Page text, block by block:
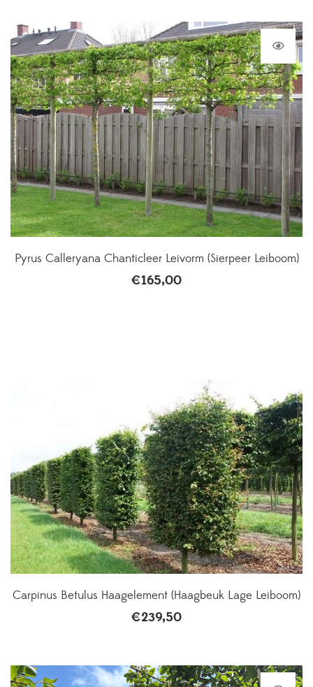
Pyrus Calleryana Chanticleer Leivorm (Sierpeer Leiboom)
€165,00
Carpinus Betulus Haagelement (Haagbeuk Lage Leiboom)
€239,50